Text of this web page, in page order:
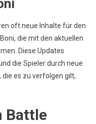
oft neue Inhalte für den
die mit den aktuellen
Diese Updates
die Spieler durch neue
es zu verfolgen gilt,
Battle